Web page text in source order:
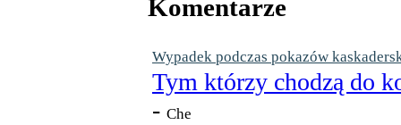
Komentarze
Wypadek podczas pokazów
Tym którzy chodzą do
- Che